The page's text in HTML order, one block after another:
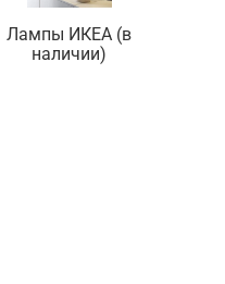
Лампы ИКЕА (в
наличии)